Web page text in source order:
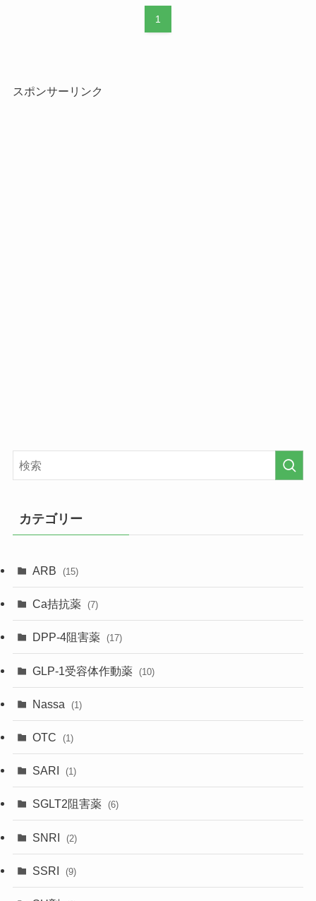
1
スポンサーリンク
カテゴリー
ARB (15)
Ca拮抗薬 (7)
DPP-4阻害薬 (17)
GLP-1受容体作動薬 (10)
Nassa (1)
OTC (1)
SARI (1)
SGLT2阻害薬 (6)
SNRI (2)
SSRI (9)